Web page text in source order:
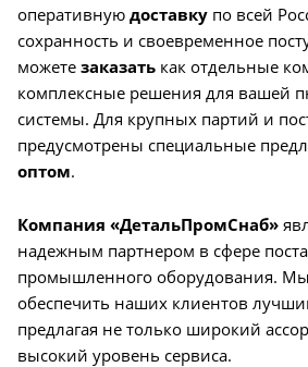
оперативную доставку по всей
сохранность и своевременное
можете заказать как отдельные
комплексные решения для вашей
системы. Для крупных партий и
предусмотрены специальные
оптом.
Компания «ДетальПромСнаб»
надежным партнером в сфере
промышленного оборудования.
обеспечить наших клиентов
предлагая не только широкий
высокий уровень сервиса.